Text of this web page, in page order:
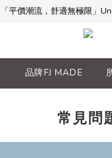
「平價潮流，舒適無極限」
「平價潮流，舒適無極限」
本週限時開團🔥
全館滿$5000免運！加入會員
「平價潮流，舒適無極限」
品牌FJ MADE
常見問